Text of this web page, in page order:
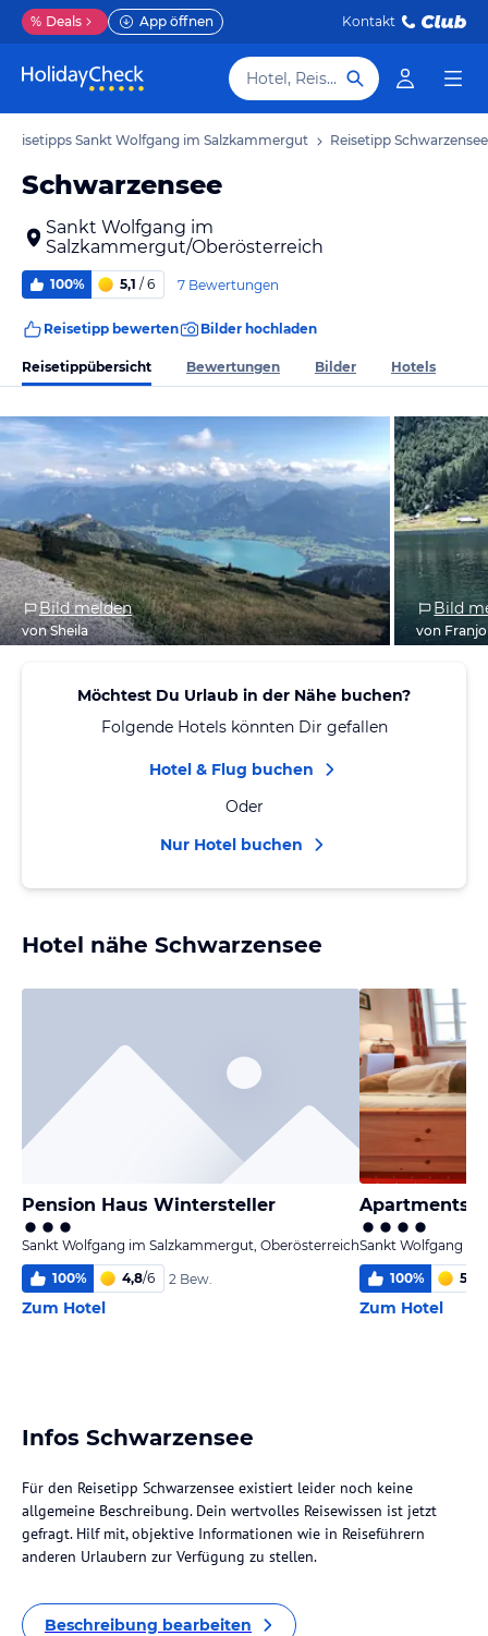
% Deals App öffnen Kontakt
Hotel, Reiseziel
Reisetipps Sankt Wolfgang im Salzkammergut Reisetipp Schwarzensee
Schwarzensee
Sankt Wolfgang im
Salzkammergut/Oberösterreich
100% 5,1 / 6 7 Bewertungen
Reisetipp bewerten Bilder hochladen
Reisetippübersicht Bewertungen Bilder Hotels
Bild melden
von Sheila
Bild
von Franjo
Möchtest Du Urlaub in der Nähe buchen?
Folgende Hotels könnten Dir gefallen
Hotel & Flug buchen
Oder
Nur Hotel buchen
Hotel nähe Schwarzensee
Pension Haus Wintersteller
Sankt Wolfgang im Salzkammergut, Oberösterreich
100% 4,8/6 2 Bew.
Zum Hotel
Apartments
Sankt Wolfgang
100% 5,7
Zum Hotel
Infos Schwarzensee
Für den Reisetipp Schwarzensee existiert leider noch keine
allgemeine Beschreibung. Dein wertvolles Reisewissen ist jetzt
gefragt. Hilf mit, objektive Informationen wie in Reiseführern
anderen Urlaubern zur Verfügung zu stellen.
Beschreibung bearbeiten